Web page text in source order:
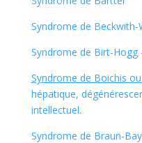
Syndrome de Beckwith-
Syndrome de Birt-Hogg
Syndrome de Boichis ou
hépatique,
intellectuel.
Syndrome de Braun-